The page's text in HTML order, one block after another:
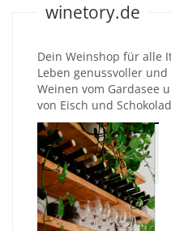
winetory.de
Dein Weinshop für alle
Leben genussvoller
Weinen vom Gardasee
von Eisch und